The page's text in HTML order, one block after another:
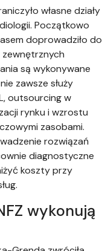
własne działy
Początkowo
doprowadziło do
są wykonywane
zawsze służy
outsourcing w
rynku i wzrostu
zasobami.
rozwiązań
diagnostyczne
koszty przy
wykonują